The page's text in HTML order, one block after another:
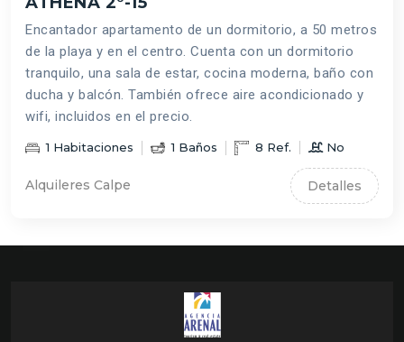
Encantador apartamento de un dormitorio, a 50 metros
de la playa y en el centro. Cuenta con un dormitorio
tranquilo, una sala de estar, cocina moderna, baño con
ducha y balcón. También ofrece aire acondicionado y
wifi, incluidos en el precio.
1 Habitaciones 1 Baños 8 Ref. No
Alquileres Calpe Detalles